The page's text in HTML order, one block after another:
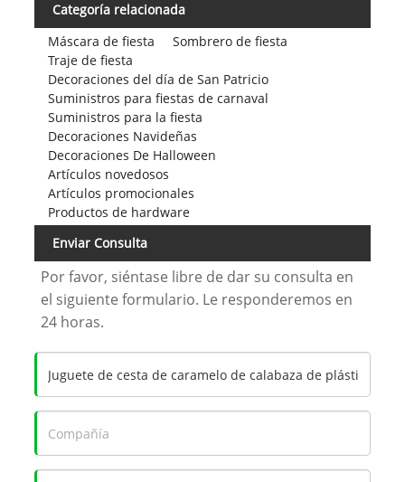
Categoría relacionada
Máscara de fiesta
Sombrero de fiesta
Traje de fiesta
Decoraciones del día de San Patricio
Suministros para fiestas de carnaval
Suministros para la fiesta
Decoraciones Navideñas
Decoraciones De Halloween
Artículos novedosos
Artículos promocionales
Productos de hardware
Enviar Consulta
Por favor, siéntase libre de dar su consulta en
el siguiente formulario. Le responderemos en
24 horas.